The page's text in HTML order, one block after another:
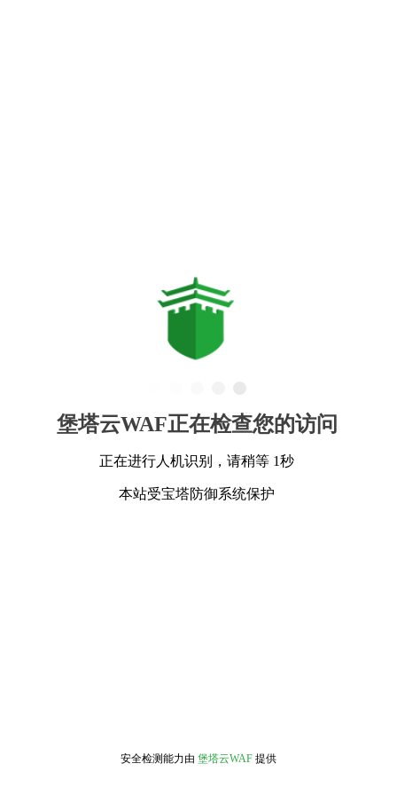
堡塔云WAF正在检查您的访问
正在进行人机识别，请稍等 1秒
本站受宝塔防御系统保护
安全检测能力由 堡塔云WAF 提供